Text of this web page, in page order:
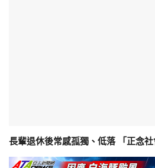
長輩退休後常感孤獨、低落 「正念